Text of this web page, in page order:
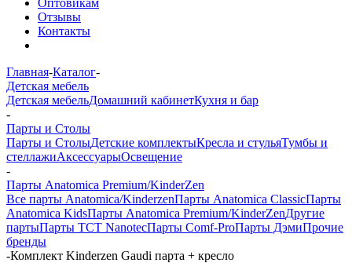
Оптовикам
Отзывы
Контакты
Главная-Каталог-
Детская мебель
Детская мебельДомашний кабинетКухня и бар
-
Парты и Столы
Парты и СтолыДетские комплектыКресла и стульяТумбы и
стеллажиАксессуарыОсвещение
-
Парты Anatomica Premium/KinderZen
Все парты Anatomica/KinderzenПарты Anatomica ClassicПарты
Anatomica KidsПарты Anatomica Premium/KinderZenДругие
партыПарты TCT NanotecПарты Comf-ProПарты ДэмиПрочие
бренды
-Комплект Kinderzen Gaudi парта + кресло